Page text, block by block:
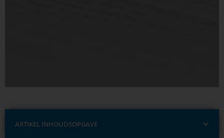
ARTIKEL INHOUDSOPGAVE